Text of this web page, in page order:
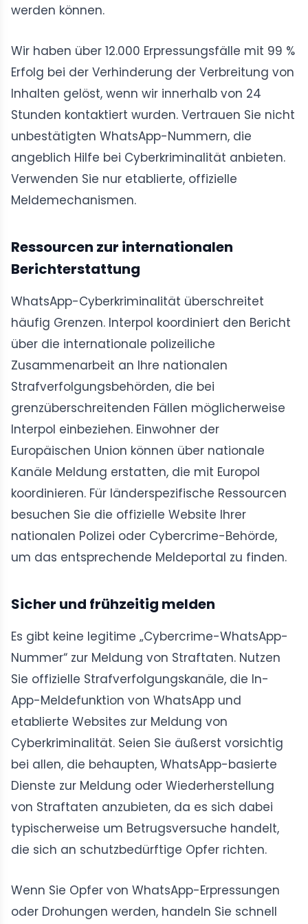
werden können.
Wir haben über 12.000 Erpressungsfälle mit 99 %
Erfolg bei der Verhinderung der Verbreitung von
Inhalten gelöst, wenn wir innerhalb von 24
Stunden kontaktiert wurden. Vertrauen Sie nicht
unbestätigten WhatsApp-Nummern, die
angeblich Hilfe bei Cyberkriminalität anbieten.
Verwenden Sie nur etablierte, offizielle
Meldemechanismen.
Ressourcen zur internationalen
Berichterstattung
WhatsApp-Cyberkriminalität überschreitet
häufig Grenzen. Interpol koordiniert den Bericht
über die internationale polizeiliche
Zusammenarbeit an Ihre nationalen
Strafverfolgungsbehörden, die bei
grenzüberschreitenden Fällen möglicherweise
Interpol einbeziehen. Einwohner der
Europäischen Union können über nationale
Kanäle Meldung erstatten, die mit Europol
koordinieren. Für länderspezifische Ressourcen
besuchen Sie die offizielle Website Ihrer
nationalen Polizei oder Cybercrime-Behörde,
um das entsprechende Meldeportal zu finden.
Sicher und frühzeitig melden
Es gibt keine legitime „Cybercrime-WhatsApp-
Nummer“ zur Meldung von Straftaten. Nutzen
Sie offizielle Strafverfolgungskanäle, die In-
App-Meldefunktion von WhatsApp und
etablierte Websites zur Meldung von
Cyberkriminalität. Seien Sie äußerst vorsichtig
bei allen, die behaupten, WhatsApp-basierte
Dienste zur Meldung oder Wiederherstellung
von Straftaten anzubieten, da es sich dabei
typischerweise um Betrugsversuche handelt,
die sich an schutzbedürftige Opfer richten.
Wenn Sie Opfer von WhatsApp-Erpressungen
oder Drohungen werden, handeln Sie schnell